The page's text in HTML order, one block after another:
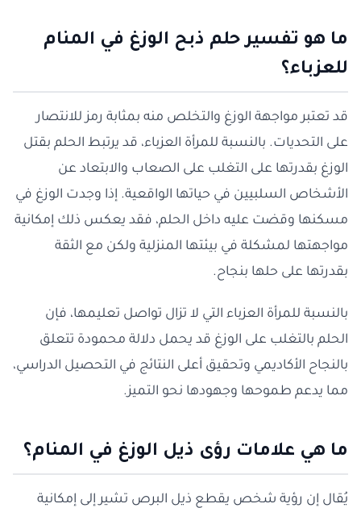
ما هو تفسير حلم ذبح الوزغ في المنام
للعزباء؟
قد تعتبر مواجهة الوزغ والتخلص منه بمثابة رمز للانتصار
على التحديات. بالنسبة للمرأة العزباء، قد يرتبط الحلم بقتل
الوزغ بقدرتها على التغلب على الصعاب والابتعاد عن
الأشخاص السلبيين في حياتها الواقعية. إذا وجدت الوزغ في
مسكنها وقضت عليه داخل الحلم، فقد يعكس ذلك إمكانية
مواجهتها لمشكلة في بيئتها المنزلية ولكن مع الثقة
بقدرتها على حلها بنجاح.
بالنسبة للمرأة العزباء التي لا تزال تواصل تعليمها، فإن
الحلم بالتغلب على الوزغ قد يحمل دلالة محمودة تتعلق
بالنجاح الأكاديمي وتحقيق أعلى النتائج في التحصيل الدراسي،
مما يدعم طموحها وجهودها نحو التميز.
ما هي علامات رؤى ذيل الوزغ في المنام؟
يُقال إن رؤية شخص يقطع ذيل البرص تشير إلى إمكانية